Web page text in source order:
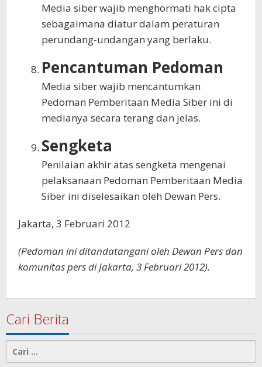
Media siber wajib menghormati hak cipta
sebagaimana diatur dalam peraturan
perundang-undangan yang berlaku.
Pencantuman Pedoman
Media siber wajib mencantumkan
Pedoman Pemberitaan Media Siber ini di
medianya secara terang dan jelas.
Sengketa
Penilaian akhir atas sengketa mengenai
pelaksanaan Pedoman Pemberitaan Media
Siber ini diselesaikan oleh Dewan Pers.
Jakarta, 3 Februari 2012
(Pedoman ini ditandatangani oleh Dewan Pers dan
komunitas pers di Jakarta, 3 Februari 2012).
Cari Berita
Cari
untuk: